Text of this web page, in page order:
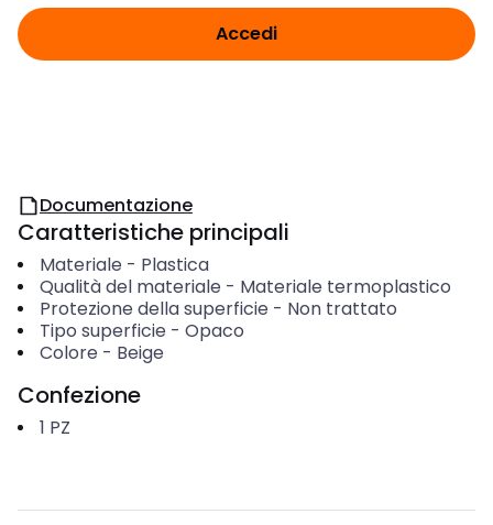
Accedi
Documentazione
Caratteristiche principali
Materiale - Plastica
Qualità del materiale - Materiale termoplastico
Protezione della superficie - Non trattato
Tipo superficie - Opaco
Colore - Beige
Confezione
1 PZ